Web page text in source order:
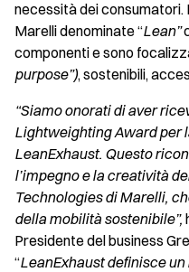
necessità dei
Marelli denominate “Lean”
componenti e sono
purpose”), sostenibili,
“Siamo onorati di aver
Lightweighting Award per
LeanExhaust. Questo
l’impegno e la creatività
Technologies di Marelli,
della mobilità sostenibile”,
Presidente del business
“LeanExhaust definisce